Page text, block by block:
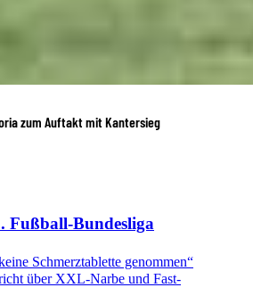
zum Auftakt mit Kantersieg
Fußball-Bundesliga
Schmerztablette genommen“
über XXL-Narbe und Fast-